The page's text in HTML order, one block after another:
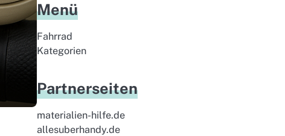
Menü
Fahrrad
Kategorien
Partnerseiten
materialien-hilfe.de
allesuberhandy.de